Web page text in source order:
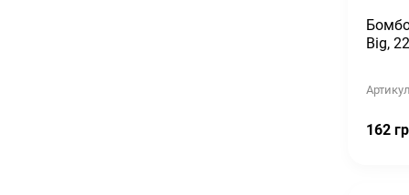
Big,
162